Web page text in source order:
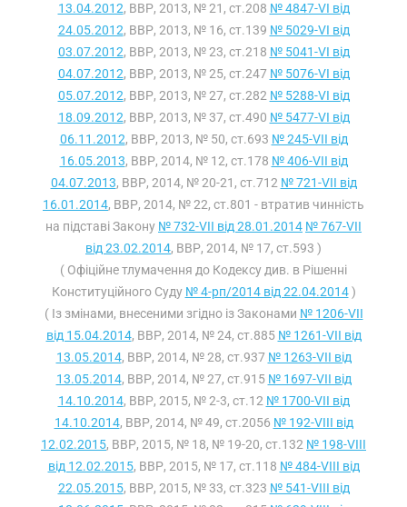
13.04.2012, ВВР, 2013, № 21, ст.208 № 4847-VI від
24.05.2012, ВВР, 2013, № 16, ст.139 № 5029-VI від
03.07.2012, ВВР, 2013, № 23, ст.218 № 5041-VI від
04.07.2012, ВВР, 2013, № 25, ст.247 № 5076-VI від
05.07.2012, ВВР, 2013, № 27, ст.282 № 5288-VI від
18.09.2012, ВВР, 2013, № 37, ст.490 № 5477-VI від
06.11.2012, ВВР, 2013, № 50, ст.693 № 245-VII від
16.05.2013, ВВР, 2014, № 12, ст.178 № 406-VII від
04.07.2013, ВВР, 2014, № 20-21, ст.712 № 721-VII від
16.01.2014, ВВР, 2014, № 22, ст.801 - втратив чинність
на підставі Закону № 732-VII від 28.01.2014 № 767-VII
від 23.02.2014, ВВР, 2014, № 17, ст.593 )
( Офіційне тлумачення до Кодексу див. в Рішенні
Конституційного Суду № 4-рп/2014 від 22.04.2014)
( Із змінами, внесеними згідно із Законами № 1206-VII
від 15.04.2014, ВВР, 2014, № 24, ст.885 № 1261-VII від
13.05.2014, ВВР, 2014, № 28, ст.937 № 1263-VII від
13.05.2014, ВВР, 2014, № 27, ст.915 № 1697-VII від
14.10.2014, ВВР, 2015, № 2-3, ст.12 № 1700-VII від
14.10.2014, ВВР, 2014, № 49, ст.2056 № 192-VIII від
12.02.2015, ВВР, 2015, № 18, № 19-20, ст.132 № 198-VIII
від 12.02.2015, ВВР, 2015, № 17, ст.118 № 484-VIII від
22.05.2015, ВВР, 2015, № 33, ст.323 № 541-VIII від